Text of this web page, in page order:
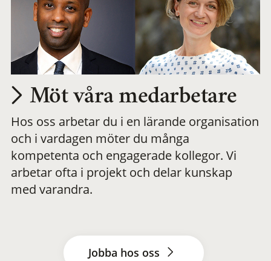
Möt våra medarbetare
Hos oss arbetar du i en lärande organisation
och i vardagen möter du många
kompetenta och engagerade kollegor. Vi
arbetar ofta i projekt och delar kunskap
med varandra.
Jobba hos oss